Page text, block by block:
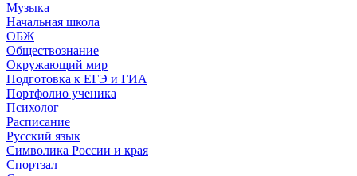
Музыка
Начальная школа
ОБЖ
Обществознание
Окружающий мир
Подготовка к ЕГЭ и ГИА
Портфолио ученика
Психолог
Расписание
Русский язык
Символика России и края
Спортзал